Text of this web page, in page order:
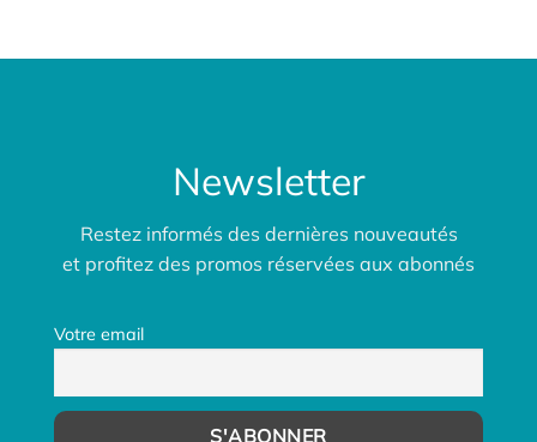
Newsletter
Restez informés des dernières nouveautés
et profitez des promos réservées aux abonnés
Votre email